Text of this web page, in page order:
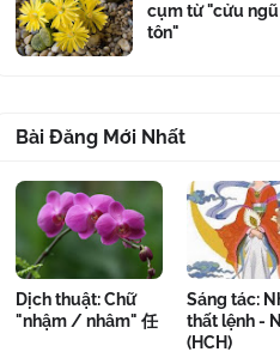
cụm từ "cửu
tôn"
Bài Đăng Mới Nhất
Dịch thuật: Chữ
"nhậm / nhâm" 任
Sáng tác:
thất lệnh -
(HCH)